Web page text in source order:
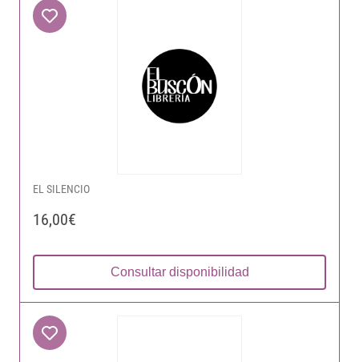
EL SILENCIO
16,00€
Consultar disponibilidad